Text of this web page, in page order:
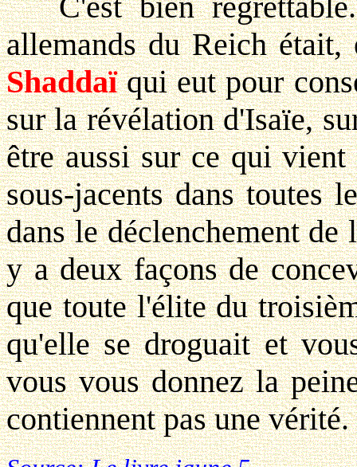
allemands du Reich
Shaddaïqui eut pour
sur la révélation d'Isaïe,
être aussi sur ce qui vient
sous-jacents dans toutes
dans le déclenchement
y a deux façons de
que toute l'élite du
qu'elle se droguait et
vous vous donnez la
contiennent pas une vérité.